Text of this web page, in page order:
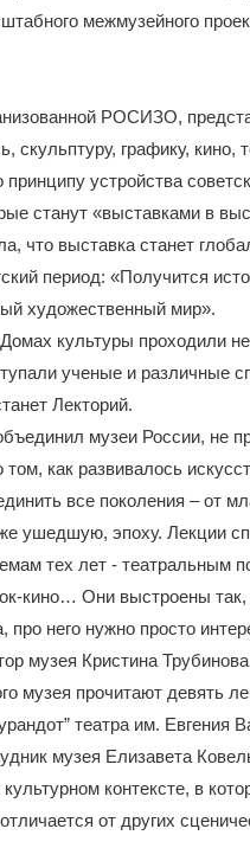
межмузейного
РОСИЗО,
скульптуру, графику, кино,
устройства
станут «выставками в
что выставка станет
период: «Получится
художественный мир».
культуры проходили
ученые и различные
Лекторий.
музеи России, не
как развивалось
все поколения – от
ушедшую, эпоху. Лекции
тех лет - театральным
кино… Они выстроены так,
про него нужно просто
музея Кристина
музея прочитают девять
театра им. Евгения
музея Елизавета
контексте, в
от других